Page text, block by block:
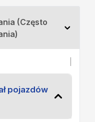
(Często
pojazdów